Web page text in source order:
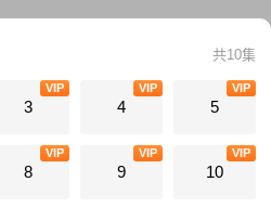
生活都有点吊儿郎当，是当年惨案以及
看到11月就会过了案件诉讼期了，他们
的凶手抓出来。 他们没想到，最大的误
共10集
3
VIP
4
VIP
5
VIP
8
VIP
9
VIP
10
VIP